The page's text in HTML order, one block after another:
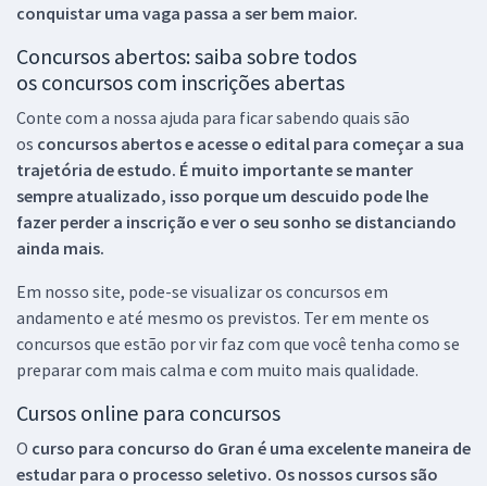
conquistar uma vaga passa a ser bem maior.
Concursos abertos: saiba sobre todos
os concursos com inscrições abertas
Conte com a nossa ajuda para ficar sabendo quais são
os concursos abertos e acesse o edital para começar a sua
trajetória de estudo. É muito importante se manter
sempre atualizado, isso porque um descuido pode lhe
fazer perder a inscrição e ver o seu sonho se distanciando
ainda mais.
Em nosso site, pode-se visualizar os concursos em
andamento e até mesmo os previstos. Ter em mente os
concursos que estão por vir faz com que você tenha como se
preparar com mais calma e com muito mais qualidade.
Cursos online para concursos
O curso para concurso do Gran é uma excelente maneira de
estudar para o processo seletivo. Os nossos cursos são